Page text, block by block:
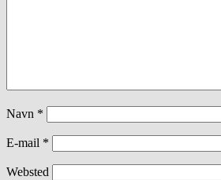
Navn *
E-mail *
Websted